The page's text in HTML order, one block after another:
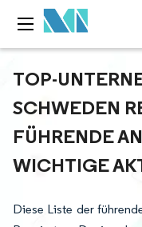
TOP-
SCHWEDEN
FÜHRENDE
WICHTIGE
Diese Liste der